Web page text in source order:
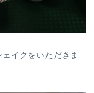
イクをいただきま